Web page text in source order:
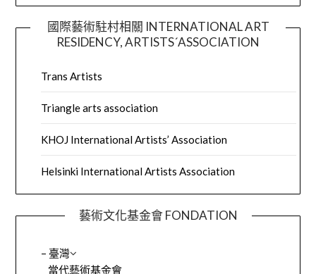
國際藝術駐村相關 INTERNATIONAL ART
RESIDENCY, ARTISTS´ASSOCIATION
Trans Artists
Triangle arts association
KHOJ International Artists’ Association
Helsinki International Artists Association
藝術文化基金會 FONDATION
– 臺灣
當代藝術基金會